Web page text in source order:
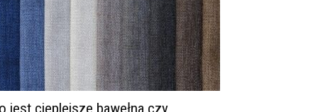
jest cieplejsze bawełna czy